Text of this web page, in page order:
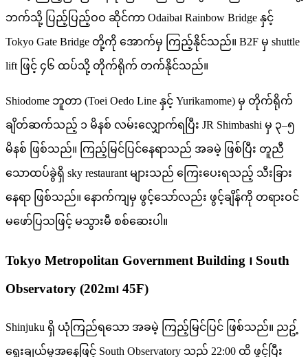
ဘက်သို့ ပြည့်ပြည့်ဝဝ ဆိုင်ကာ Odaiba၊ Rainbow Bridge နှင့်
Tokyo Gate Bridge တို့ကို အောက်မှ ကြည့်နိုင်သည်။ B2F မှ shuttle
lift ဖြင့် ၄၆ ထပ်သို့ တိုက်ရိုက် တက်နိုင်သည်။
Shiodome ဘူတာ (Toei Oedo Line နှင့် Yurikamome) မှ တိုက်ရိုက်
ချိတ်ဆက်သည့် ၁ မိနစ် လမ်းလျှောက်ရပြီး JR Shimbashi မှ ၃–၅
မိနစ် ဖြစ်သည်။ ကြည့်မြင်ပြင်နေရာသည် အခမဲ့ ဖြစ်ပြီး တူညီ
သောထပ်ခွဲရှိ sky restaurant များသည် ကြေးပေးရသည့် သီးခြား
နေရာ ဖြစ်သည်။ နောက်ကျမှ ဖွင့်သော်လည်း ဖွင့်ချိန်ကို တရားဝင်
မဖော်ပြသဖြင့် မသွားမီ စစ်ဆေးပါ။
Tokyo Metropolitan Government Building ၊ South
Observatory (202m၊ 45F)
Shinjuku ရှိ ယုံကြည်ရသော အခမဲ့ ကြည့်မြင်ပြင် ဖြစ်သည်။ ညဥ့်
ရွေးချယ်မှုအနေဖြင့် South Observatory သည် 22:00 ထိ ဖွင့်ပြီး